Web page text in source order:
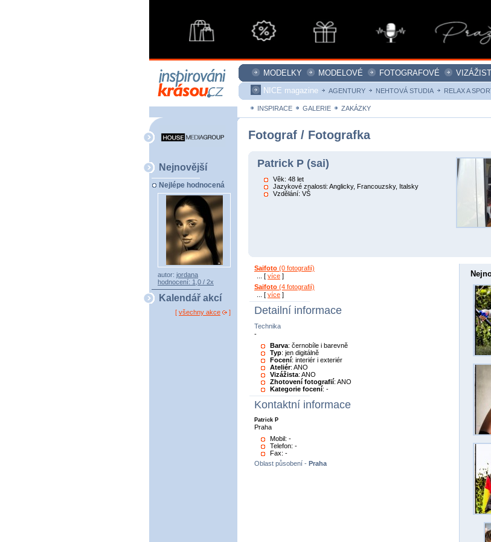
MODELKY MODELOVÉ FOTOGRAFOVÉ VIZÁŽISTI
NICE magazine
AGENTURY NEHTOVÁ STUDIA RELAX A
INSPIRACE GALERIE ZAKÁZKY
Nejnovější
Nejlépe hodnocená
autor: jordana
hodnocení: 1,0 / 2x
Kalendář akcí
[ všechny akce ]
Fotograf / Fotografka
Patrick P (sai)
Věk: 48 let
Jazykové znalosti: Anglicky, Francouzsky, Italsky
Vzdělání: VŠ
Saifoto (0 fotografií)
... [ více ]
Saifoto (4 fotografií)
... [ více ]
Detailní informace
Technika
-
Barva: černobíle i barevně
Typ: jen digitálně
Focení: interiér i exteriér
Ateliér: ANO
Vizážista: ANO
Zhotovení fotografií: ANO
Kategorie focení: -
Kontaktní informace
Patrick P
Praha
Mobil: -
Telefon: -
Fax: -
Oblast působení - Praha